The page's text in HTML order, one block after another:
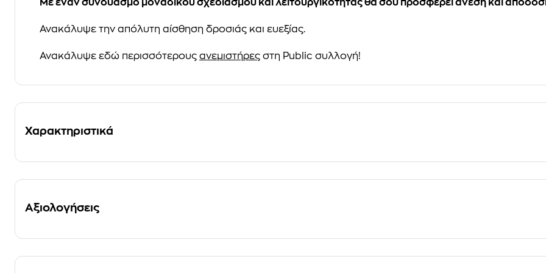
Με έναν συνδυασμό μοναδικού σχεδιασμού και λειτουργικότητας θα σου προσφέρει άνεση και
Ανακάλυψε την απόλυτη αίσθηση δροσιάς και ευεξίας.
Ανακάλυψε εδώ περισσότερους ανεμιστήρες στη Public συλλογή!
Χαρακτηριστικά
Αξιολογήσεις